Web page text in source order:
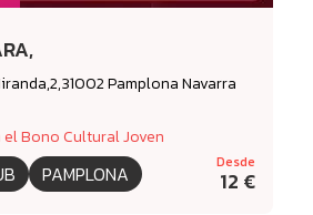
Pamplona Navarra
Bono Cultural Joven
PAMPLONA Desde
12 €